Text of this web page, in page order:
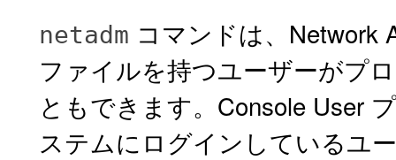
netadm コマンドは、Network
ファイルを持つユーザーがプ
ともできます。Console User
ステムにログインしているユ